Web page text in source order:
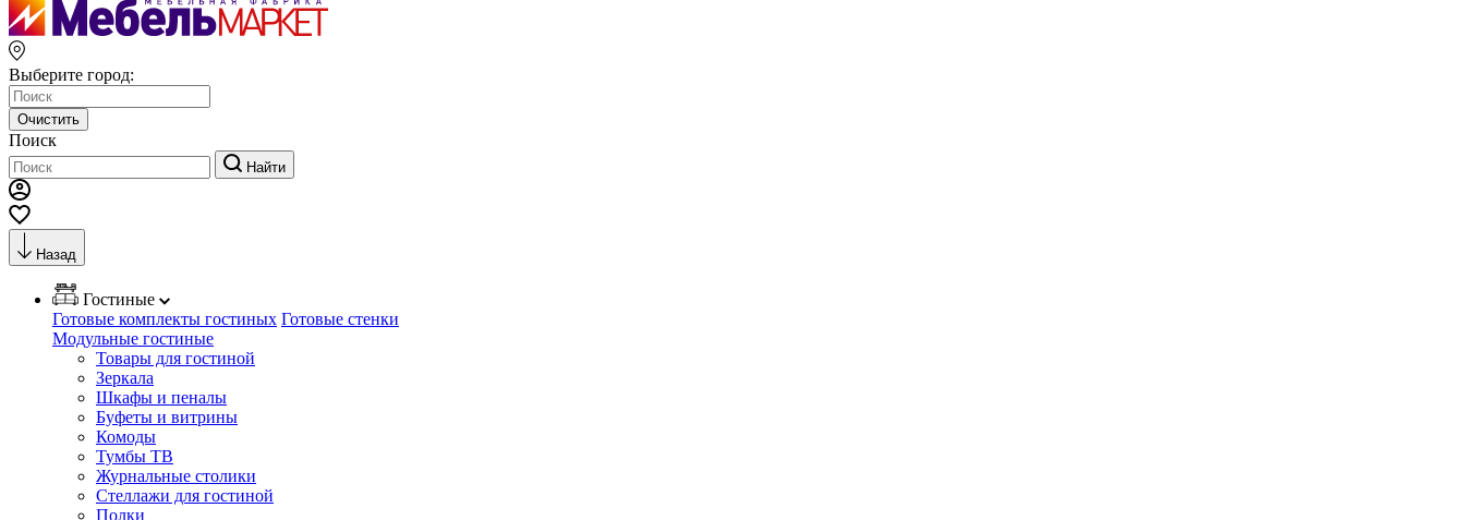
Выберите город:
Очистить
Поиск
Найти
Назад
Гостиные
Готовые комплекты гостиных Готовые стенки
Модульные гостиные
Товары для гостиной
Зеркала
Шкафы и пеналы
Буфеты и витрины
Комоды
Тумбы ТВ
Журнальные столики
Стеллажи для гостиной
Полки